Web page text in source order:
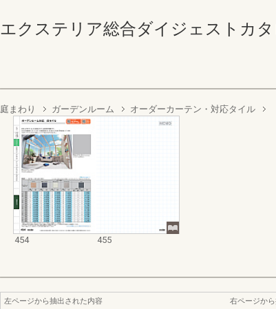
エクステリア総合ダイジェストカ
庭まわり ガーデンルーム オーダーカーテン・対応タイル
454 455
左ページから抽出された内容
右ページか